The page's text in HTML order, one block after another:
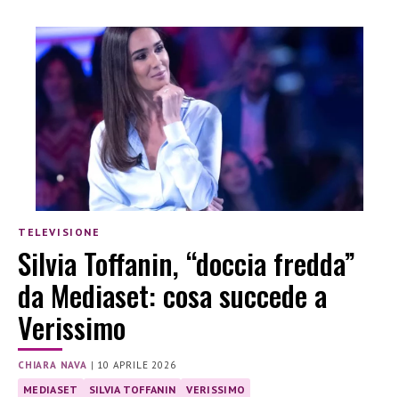
TELEVISIONE
Silvia Toffanin, “doccia fredda”
da Mediaset: cosa succede a
Verissimo
CHIARA NAVA | 10 APRILE 2026
MEDIASET SILVIA TOFFANIN VERISSIMO